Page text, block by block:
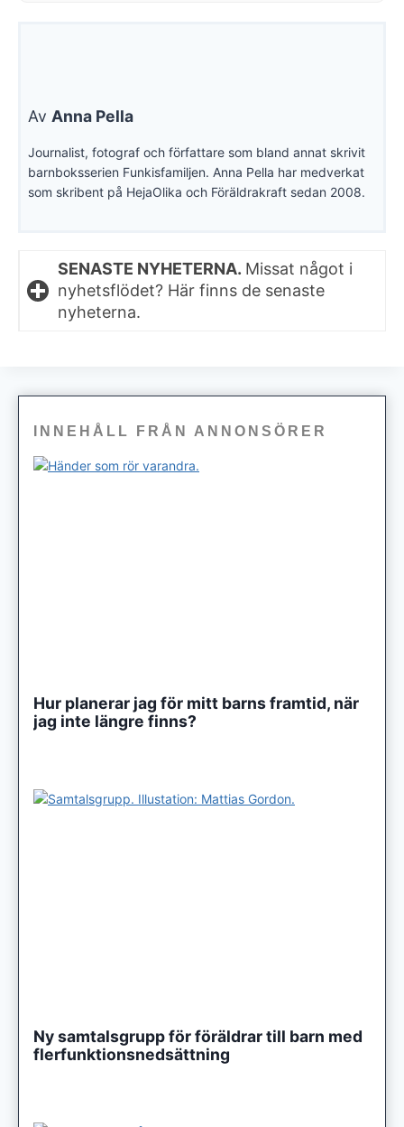
Av Anna Pella
Journalist, fotograf och författare som bland annat skrivit
barnboksserien Funkisfamiljen. Anna Pella har medverkat
som skribent på HejaOlika och Föräldrakraft sedan 2008.
SENASTE NYHETERNA. Missat något i
nyhetsflödet? Här finns de senaste
nyheterna.
INNEHÅLL FRÅN ANNONSÖRER
Hur planerar jag för mitt barns framtid, när
jag inte längre finns?
Ny samtalsgrupp för föräldrar till barn med
flerfunktionsnedsättning